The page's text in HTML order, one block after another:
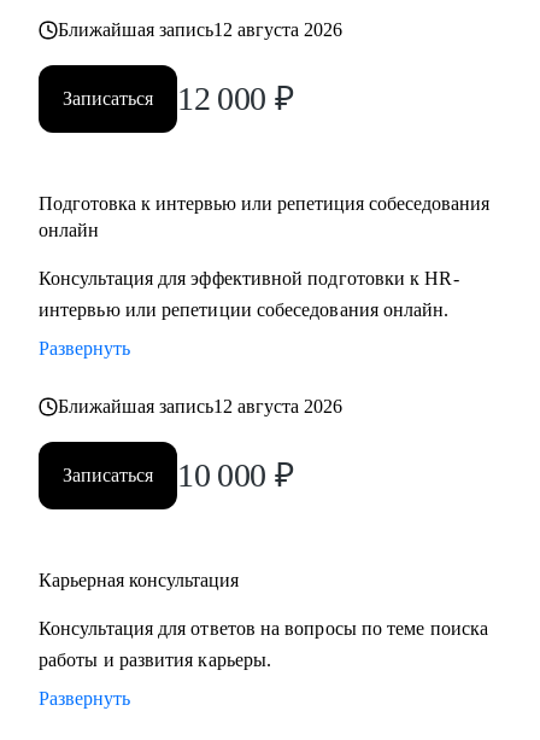
Ближайшая запись12 августа 2026
Записаться 12 000 ₽
Подготовка к интервью или репетиция собеседования
онлайн
Консультация для эффективной подготовки к HR-
интервью или репетиции собеседования онлайн.
Развернуть
Ближайшая запись12 августа 2026
Записаться 10 000 ₽
Карьерная консультация
Консультация для ответов на вопросы по теме поиска
работы и развития карьеры.
Развернуть